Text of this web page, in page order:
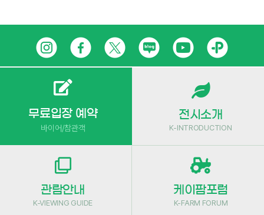
인
스
타
그
램
페
이
스
북
트
위
네
이
유
튜
브
카
카
오
톡
플
러
스
친
무료입장 예약
바이어/참관객
전시소개
K-INTRODUCTION
관람안내
K-VIEWING GUIDE
케이팜포럼
K-FARM FORUM